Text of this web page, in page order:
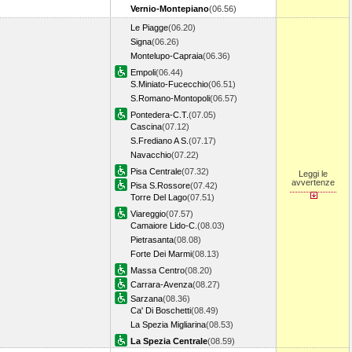
Vernio-Montepiano(06.56)
Le Piagge(06.20)
Signa(06.26)
Montelupo-Capraia(06.36)
Empoli(06.44)
S.Miniato-Fucecchio(06.51)
S.Romano-Montopoli(06.57)
Pontedera-C.T.(07.05)
Cascina(07.12)
S.Frediano A S. (07.17)
Navacchio(07.22)
Pisa Centrale(07.32)
Pisa S.Rossore(07.42)
Torre Del Lago(07.51)
Viareggio(07.57)
Camaiore Lido-C. (08.03)
Pietrasanta(08.08)
Forte Dei Marmi(08.13)
Massa Centro(08.20)
Carrara-Avenza(08.27)
Sarzana(08.36)
Ca' Di Boschetti(08.49)
La Spezia Migliarina(08.53)
La Spezia Centrale(08.59)
Leggi le
avvertenze